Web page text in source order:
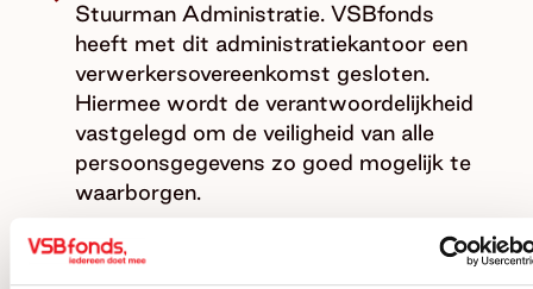
Stuurman Administratie. VSBfonds
heeft met dit administratiekantoor een
verwerkersovereenkomst gesloten.
Hiermee wordt de verantwoordelijkheid
vastgelegd om de veiligheid van alle
persoonsgegevens zo goed mogelijk te
waarborgen.
Wij verwerken geen (persoons)gegevens
zonder dat jij daarvoor expliciet